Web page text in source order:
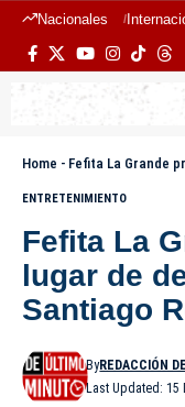
Nacionales
Home - Fefita La Grande
ENTRETENIMIENTO
Fefita La
lugar de
Santiago
Last Updated: 15
ByREDACCIÓN